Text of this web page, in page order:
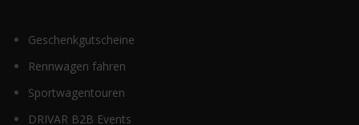
Geschenkgutscheine
Rennwagen fahren
Sportwagentouren
DRIVAR B2B Events